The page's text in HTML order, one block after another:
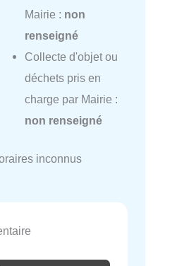
Mairie : non
renseigné
Collecte d'objet ou
déchets pris en
charge par Mairie :
non renseigné
inconnus